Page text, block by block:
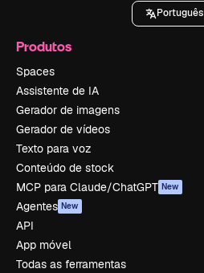
Português
Produtos
Spaces
Assistente de IA
Gerador de imagens
Gerador de vídeos
Texto para voz
Conteúdo de stock
MCP para Claude/ChatGPT New
Agentes New
API
App móvel
Todas as ferramentas